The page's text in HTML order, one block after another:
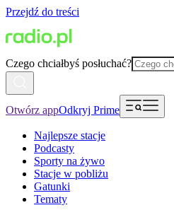
Przejdź do treści
Czego chciałbyś posłuchać?
Otwórz appOdkryj Prime
Najlepsze stacje
Podcasty
Sporty na żywo
Stacje w pobliżu
Gatunki
Tematy